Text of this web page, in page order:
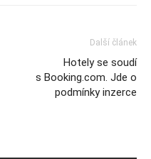
Další článek
Hotely se soudí
s Booking.com. Jde o
podmínky inzerce